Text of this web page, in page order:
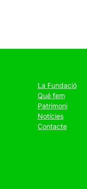
La Fundació
Qué fem
Patrimoni
Notícies
Contacte